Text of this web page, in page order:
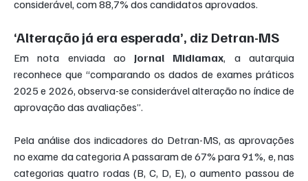
considerável, com 88,7% dos candidatos aprovados.
‘Alteração já era esperada’, diz Detran-MS
Em nota enviada ao Jornal Midiamax, a autarquia
reconhece que “comparando os dados de exames práticos
2025 e 2026, observa-se considerável alteração no índice de
aprovação das avaliações”.
Pela análise dos indicadores do Detran-MS, as aprovações
no exame da categoria A passaram de 67% para 91%, e, nas
categorias quatro rodas (B, C, D, E), o aumento passou de